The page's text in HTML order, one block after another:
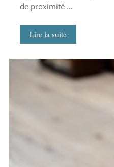
de proximité …
Lire la suite